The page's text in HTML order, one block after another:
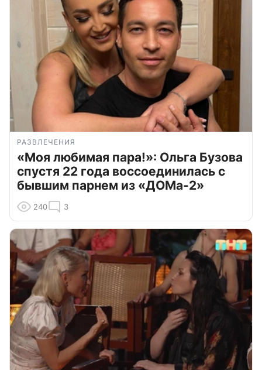
РАЗВЛЕЧЕНИЯ
«Моя любимая пара!»: Ольга Бузова
спустя 22 года воссоединилась с
бывшим парнем из «ДОМа-2»
240 3